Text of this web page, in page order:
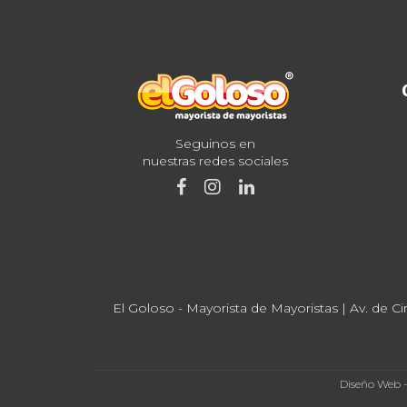
Seguinos en
nuestras redes sociales
El Goloso - Mayorista de Mayoristas | Av. de
Diseño Web